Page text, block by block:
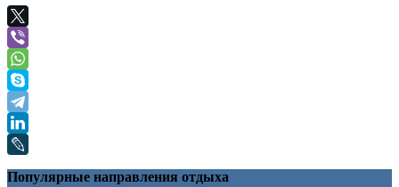
Популярные направления отдыха